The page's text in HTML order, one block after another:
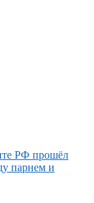
РФ прошёл
парнем и